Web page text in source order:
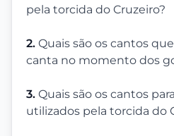
pela torcida do Cruzeiro?
2. Quais são os cantos
canta no momento dos
3. Quais são os cantos
utilizados pela torcida do